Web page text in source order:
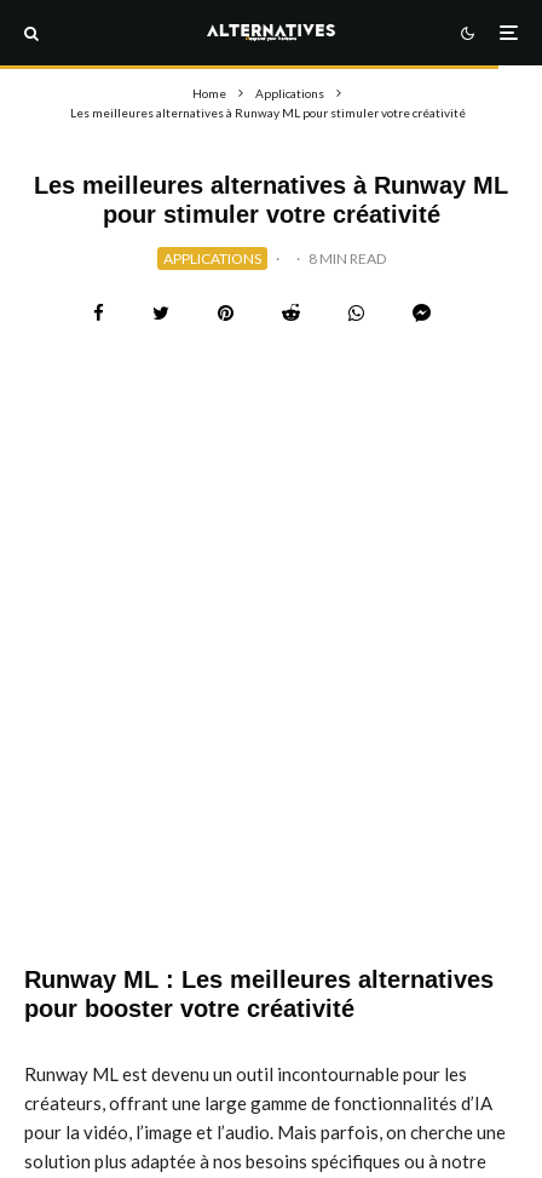
Home
Applications
Les meilleures alternatives à Runway ML pour stimuler votre créativité
Les meilleures alternatives à Runway ML
pour stimuler votre créativité
APPLICATIONS · · 8 MIN READ
Runway ML : Les meilleures alternatives
pour booster votre créativité
Runway ML est devenu un outil incontournable pour les
créateurs, offrant une large gamme de fonctionnalités d’IA
pour la vidéo, l’image et l’audio. Mais parfois, on cherche une
solution plus adaptée à nos besoins spécifiques ou à notre